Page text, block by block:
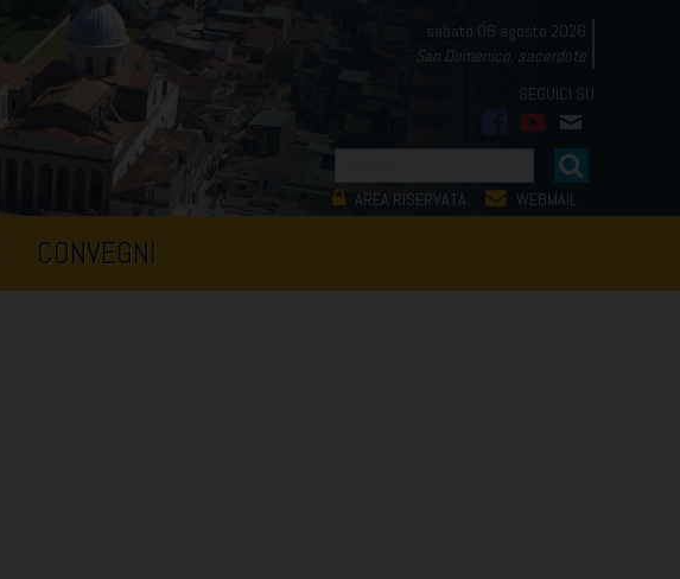
sabato 08 agosto 2026
San Domenico, sacerdote
facebook
youtube
mail
AREA RISERVATA WEBMAIL
CONVEGNI